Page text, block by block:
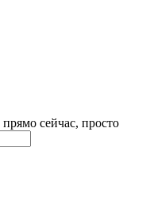
сейчас, просто